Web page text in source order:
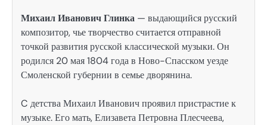
Михаил Иванович Глинка — выдающийся русский
композитор, чье творчество считается отправной
точкой развития русской классической музыки. Он
родился 20 мая 1804 года в Ново-Спасском уезде
Смоленской губернии в семье дворянина.
C детства Михаил Иванович проявил пристрастие к
музыке. Его мать, Елизавета Петровна Плесчеева,